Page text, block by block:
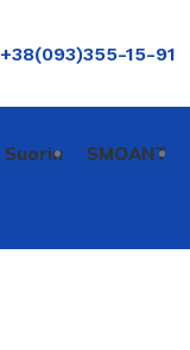
+38(093)355-15-91
Suorin SMOANT